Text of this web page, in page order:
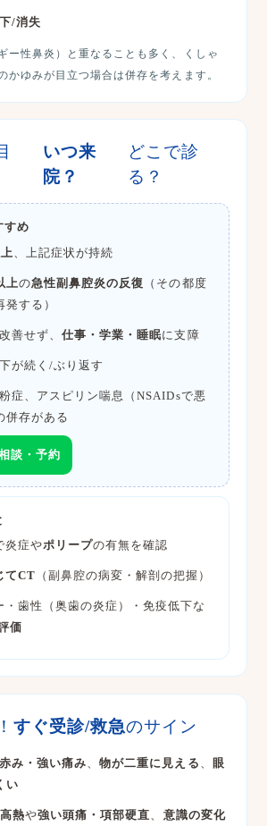
/消失
ー性鼻炎）と重なることも多く、くしゃ
かゆみが目立つ場合は併存を考えます。
いつ来
院？
どこで診
る？
すめ
、上記症状が持続
上の急性副鼻腔炎の反復 （その都度
する）
善せず、仕事・学業・睡眠に支障
が続く/ぶり返す
症、アスピリン喘息（NSAIDsで悪
併存がある
談・予約
炎症やポリープの有無を確認
てCT （副鼻腔の病変・解剖の把握）
・歯性（奥歯の炎症）・免疫低下な
価
すぐ受診/救急のサイン
み・強い痛み 、物が二重に見える
眼
い
熱や強い頭痛・項部硬直 意識の変化